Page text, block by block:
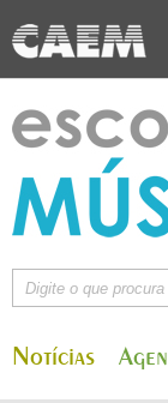
Notícias